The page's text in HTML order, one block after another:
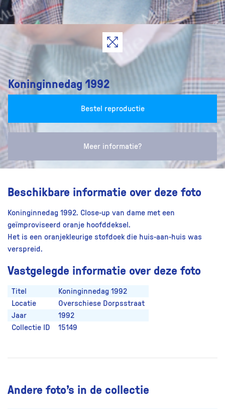
Koninginnedag 1992
Bestel reproductie
Meer informatie?
Beschikbare informatie over deze foto
Koninginnedag 1992. Close-up van dame met een
geïmproviseerd oranje hoofddeksel.
Het is een oranjekleurige stofdoek die huis-aan-huis was
verspreid.
Vastgelegde informatie over deze foto
Titel
Koninginnedag 1992
Locatie
Overschiese Dorpsstraat
Jaar
1992
Collectie ID
15149
Andere foto’s in de collectie